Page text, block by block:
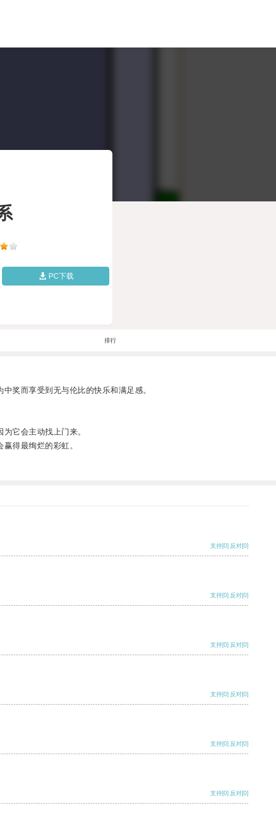
PC下载
排行
奖而享受到无与伦比的快乐和满足感。
它会主动找上门来。
得最绚烂的彩虹。
支持[0] 反对[0]
支持[0] 反对[0]
支持[0] 反对[0]
支持[0] 反对[0]
支持[0] 反对[0]
支持[0] 反对[0]